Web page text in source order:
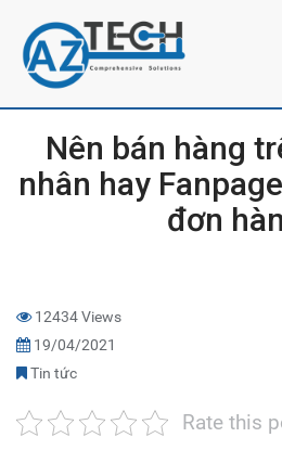
Nên bán hàng
nhân hay
đơn
12434 Views
19/04/2021
Tin tức
Rate this